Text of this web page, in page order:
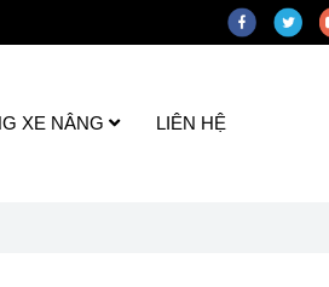
XE NÂNG LIÊN HỆ